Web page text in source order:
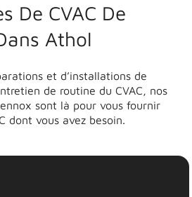
De CVAC De
Athol
et d’installations de
de routine du CVAC, nos
sont là pour vous fournir
dont vous avez besoin.